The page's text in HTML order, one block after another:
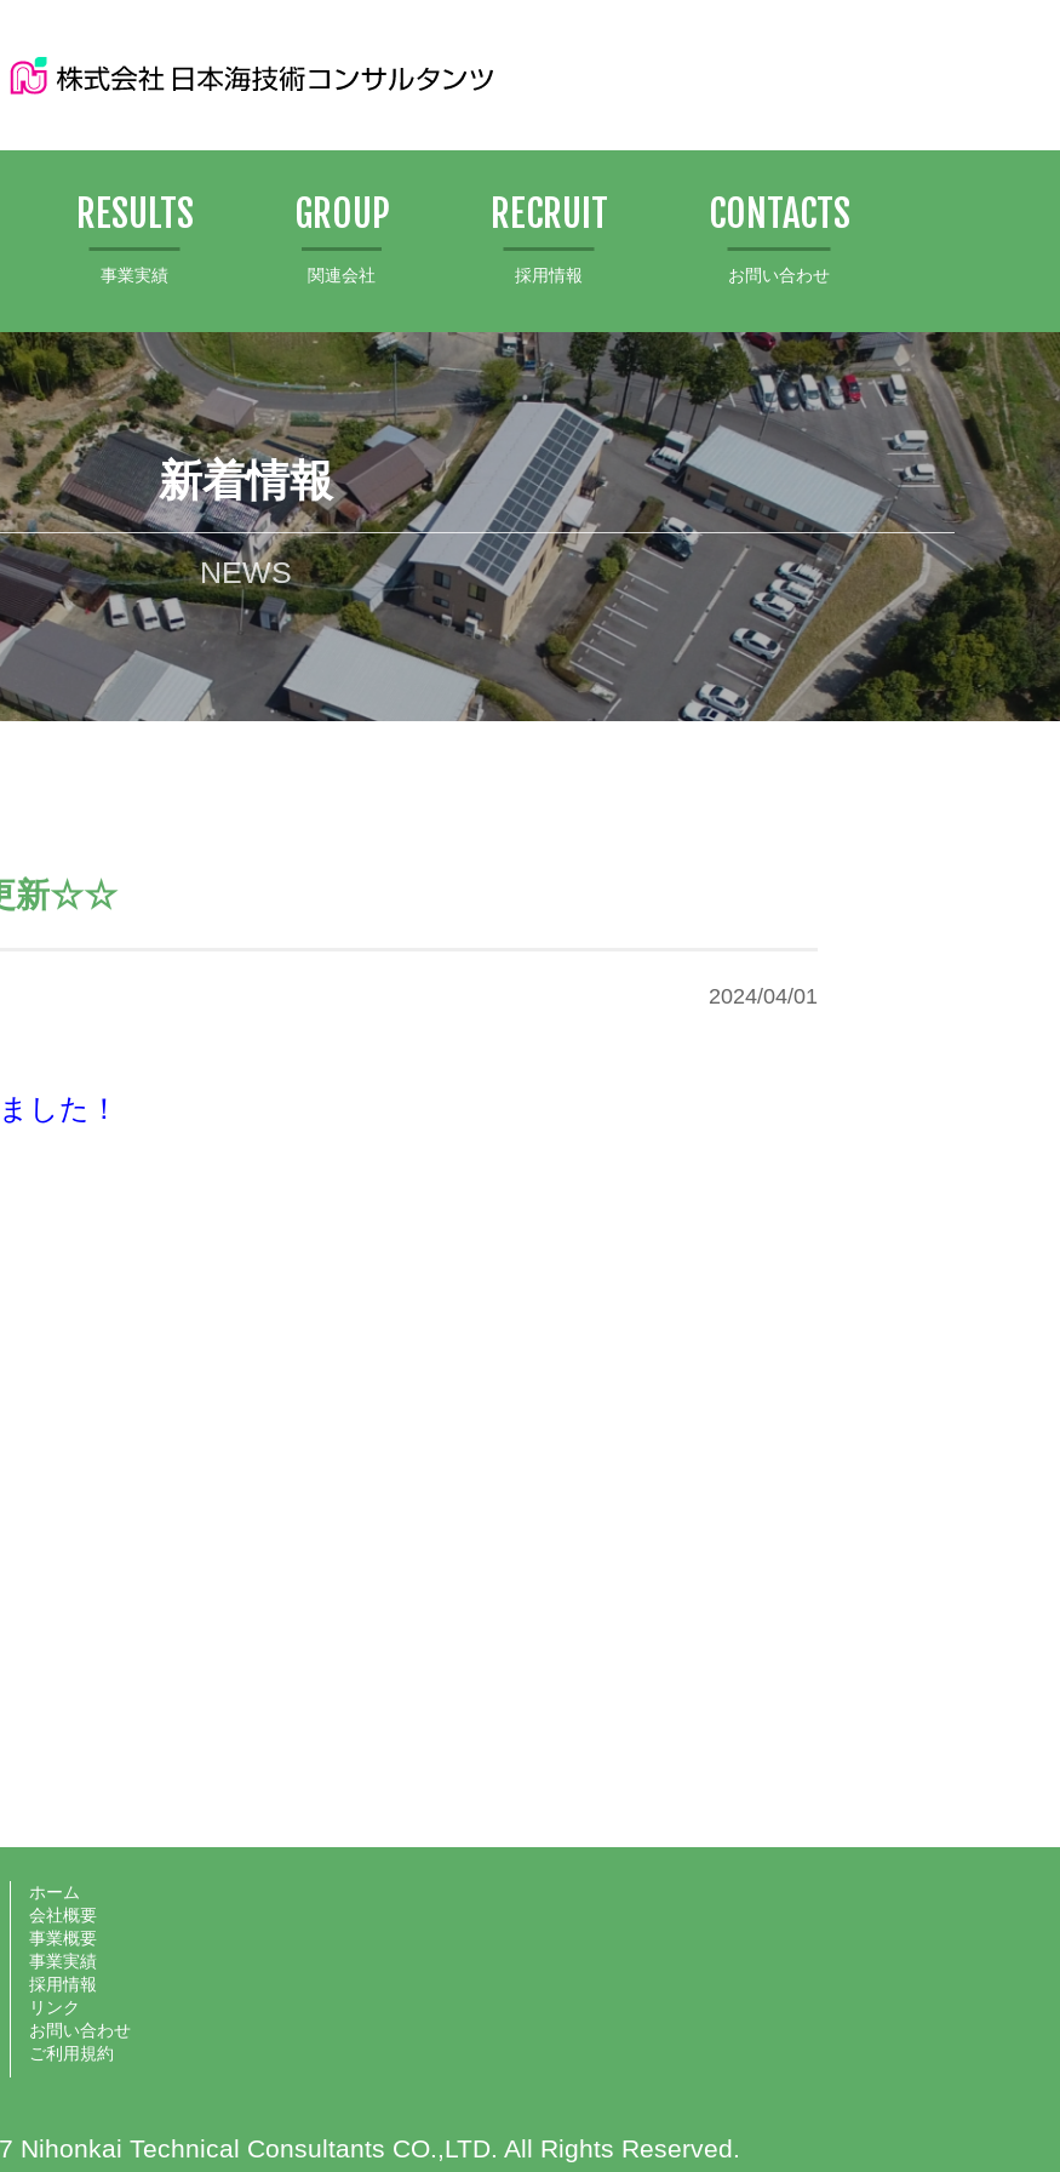
RESULTS
事業実績
GROUP
関連会社
RECRUIT
採用情報
CONTACTS
お問い合わせ
新着情報
NEWS
新☆☆
2024/04/01
した！
ホーム
会社概要
事業概要
事業実績
採用情報
リンク
お問い合わせ
ご利用規約
Nihonkai Technical Consultants CO.,LTD. All Rights Reserved.